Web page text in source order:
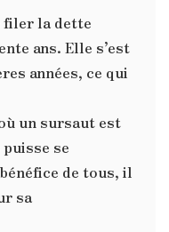
filer la dette
ans. Elle s’est
années, ce qui
un sursaut est
se
de tous, il
sa